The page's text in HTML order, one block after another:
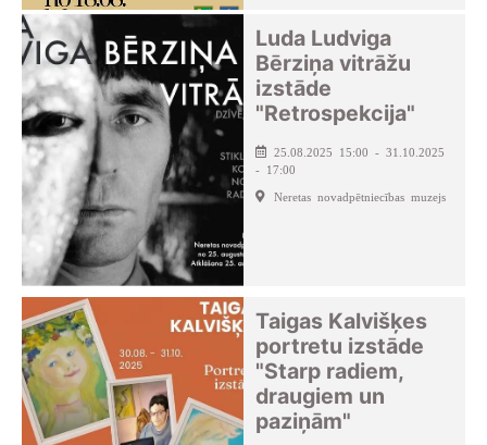
Luda Ludviga
Bērziņa vitrāžu
izstāde
"Retrospekcija"
25.08.2025 15:00 - 31.10.2025
- 17:00
Neretas novadpētniecības muzejs
Taigas Kalvišķes
portretu izstāde
"Starp radiem,
draugiem un
paziņām"